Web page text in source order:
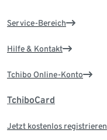
Service-Bereich
Hilfe & Kontakt
Tchibo Online-Konto
TchiboCard
Jetzt kostenlos registrieren